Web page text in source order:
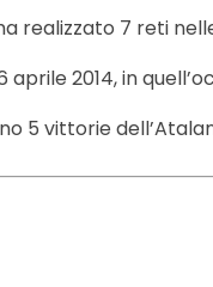
realizzato 7 reti
2014, in
5 vittorie